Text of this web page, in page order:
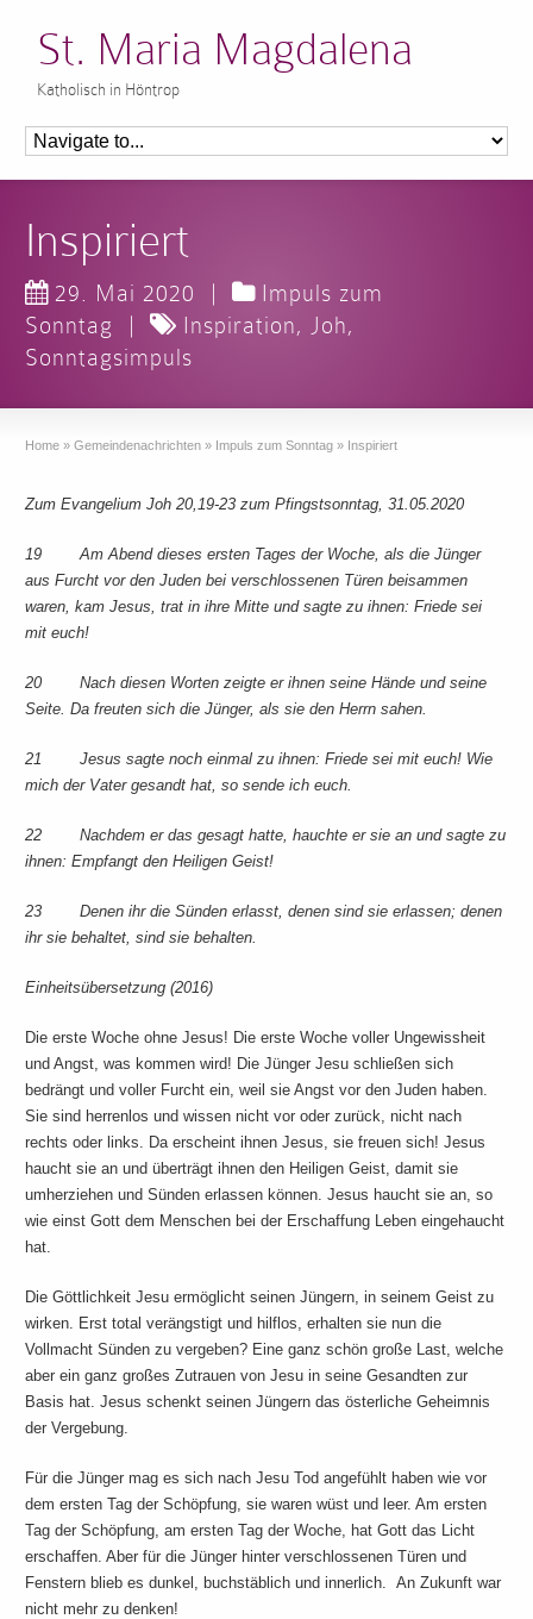
St. Maria Magdalena
Katholisch in Höntrop
Inspiriert
29. Mai 2020 |
Impuls zum
Sonntag
| Inspiration, Joh,
Sonntagsimpuls
Home » Gemeindenachrichten » Impuls zum Sonntag » Inspiriert
Zum Evangelium Joh 20,19-23 zum Pfingstsonntag, 31.05.2020
19 Am Abend dieses ersten Tages der Woche, als die Jünger
aus Furcht vor den Juden bei verschlossenen Türen beisammen
waren, kam Jesus, trat in ihre Mitte und sagte zu ihnen: Friede sei
mit euch!
20 Nach diesen Worten zeigte er ihnen seine Hände und seine
Seite. Da freuten sich die Jünger, als sie den Herrn sahen.
21 Jesus sagte noch einmal zu ihnen: Friede sei mit euch! Wie
mich der Vater gesandt hat, so sende ich euch.
22 Nachdem er das gesagt hatte, hauchte er sie an und sagte zu
ihnen: Empfangt den Heiligen Geist!
23 Denen ihr die Sünden erlasst, denen sind sie erlassen; denen
ihr sie behaltet, sind sie behalten.
Einheitsübersetzung (2016)
Die erste Woche ohne Jesus! Die erste Woche voller Ungewissheit
und Angst, was kommen wird! Die Jünger Jesu schließen sich
bedrängt und voller Furcht ein, weil sie Angst vor den Juden haben.
Sie sind herrenlos und wissen nicht vor oder zurück, nicht nach
rechts oder links. Da erscheint ihnen Jesus, sie freuen sich! Jesus
haucht sie an und überträgt ihnen den Heiligen Geist, damit sie
umherziehen und Sünden erlassen können. Jesus haucht sie an, so
wie einst Gott dem Menschen bei der Erschaffung Leben eingehaucht
hat.
Die Göttlichkeit Jesu ermöglicht seinen Jüngern, in seinem Geist zu
wirken. Erst total verängstigt und hilflos, erhalten sie nun die
Vollmacht Sünden zu vergeben? Eine ganz schön große Last, welche
aber ein ganz großes Zutrauen von Jesu in seine Gesandten zur
Basis hat. Jesus schenkt seinen Jüngern das österliche Geheimnis
der Vergebung.
Für die Jünger mag es sich nach Jesu Tod angefühlt haben wie vor
dem ersten Tag der Schöpfung, sie waren wüst und leer. Am ersten
Tag der Schöpfung, am ersten Tag der Woche, hat Gott das Licht
erschaffen. Aber für die Jünger hinter verschlossenen Türen und
Fenstern blieb es dunkel, buchstäblich und innerlich. An Zukunft war
nicht mehr zu denken!